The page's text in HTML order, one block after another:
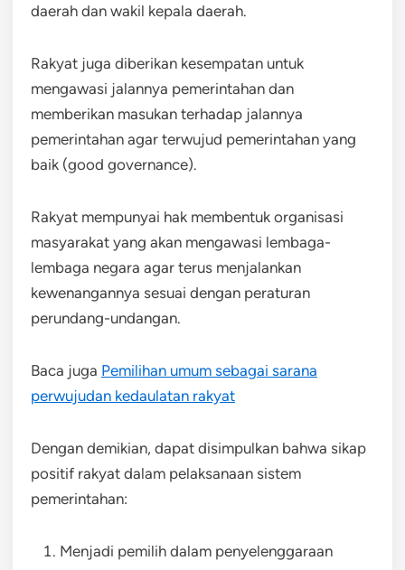
daerah dan wakil kepala daerah.
Rakyat juga diberikan kesempatan untuk
mengawasi jalannya pemerintahan dan
memberikan masukan terhadap jalannya
pemerintahan agar terwujud pemerintahan yang
baik (good governance).
Rakyat mempunyai hak membentuk organisasi
masyarakat yang akan mengawasi lembaga-
lembaga negara agar terus menjalankan
kewenangannya sesuai dengan peraturan
perundang-undangan.
Baca juga Pemilihan umum sebagai sarana
perwujudan kedaulatan rakyat
Dengan demikian, dapat disimpulkan bahwa sikap
positif rakyat dalam pelaksanaan sistem
pemerintahan:
Menjadi pemilih dalam penyelenggaraan